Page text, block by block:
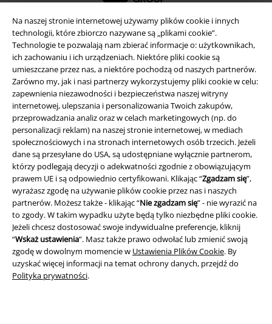
Na naszej stronie internetowej używamy plików cookie i innych
technologii, które zbiorczo nazywane są „plikami cookie”.
Technologie te pozwalają nam zbierać informacje o: użytkownikach,
ich zachowaniu i ich urządzeniach. Niektóre pliki cookie są
umieszczane przez nas, a niektóre pochodzą od naszych partnerów.
Zarówno my, jak i nasi partnerzy wykorzystujemy pliki cookie w celu:
zapewnienia niezawodności i bezpieczeństwa naszej witryny
internetowej, ulepszania i personalizowania Twoich zakupów,
przeprowadzania analiz oraz w celach marketingowych (np. do
personalizacji reklam) na naszej stronie internetowej, w mediach
społecznościowych i na stronach internetowych osób trzecich. Jeżeli
dane są przesyłane do USA, są udostępniane wyłącznie partnerom,
którzy podlegają decyzji o adekwatności zgodnie z obowiązującym
prawem UE i są odpowiednio certyfikowani. Klikając “Zgadzam się”,
wyrażasz zgodę na używanie plików cookie przez nas i naszych
partnerów. Możesz także - klikając “Nie zgadzam się” - nie wyrazić na
to zgody. W takim wypadku użyte będą tylko niezbędne pliki cookie.
Jeżeli chcesz dostosować swoje indywidualne preferencje, kliknij
“Wskaż ustawienia”. Masz także prawo odwołać lub zmienić swoją
zgodę w dowolnym momencie w Ustawienia Plików Cookie. By
uzyskać więcej informacji na temat ochrony danych, przejdź do
Polityka prywatności.
Informacje prawne
Regulamin
Dane firmy
Polityka prywatności
Unieszkodliwianie odpadów i ochrona środowiska
Deklaracja Zgodności